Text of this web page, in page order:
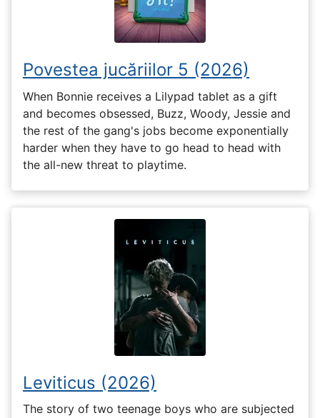
Povestea jucăriilor 5 (2026)
When Bonnie receives a Lilypad tablet as a gift
and becomes obsessed, Buzz, Woody, Jessie and
the rest of the gang's jobs become exponentially
harder when they have to go head to head with
the all-new threat to playtime.
Leviticus (2026)
The story of two teenage boys who are subjected